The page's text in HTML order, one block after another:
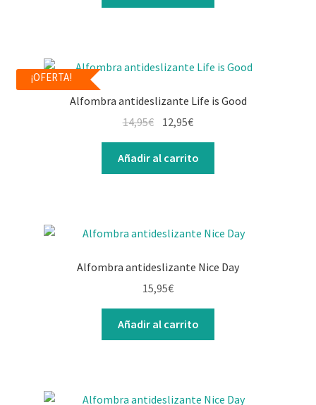
¡OFERTA!
Alfombra antideslizante Life is Good
14,95€ 12,95€
Añadir al carrito
Alfombra antideslizante Nice Day
15,95€
Añadir al carrito